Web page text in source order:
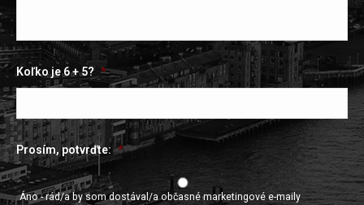
Koľko je 6 + 5? *
Prosím, potvrďte: *
Áno - rád/a by som dostával/a občasné marketingové e-maily